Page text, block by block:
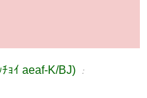
ｮｲ aeaf-K/BJ) ：